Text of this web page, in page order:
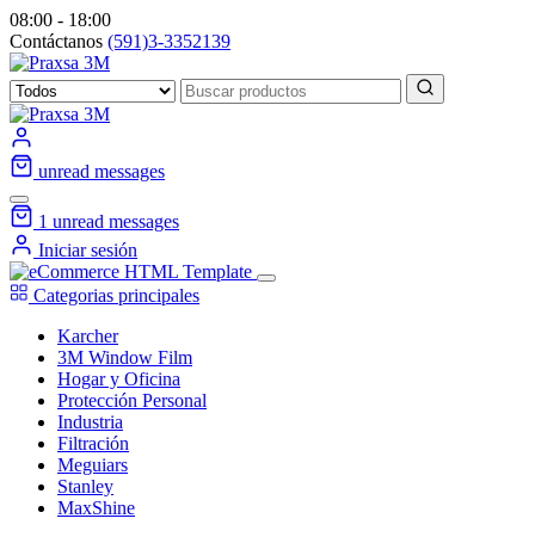
08:00 - 18:00
Contáctanos (591)3-3352139
unread messages
1 unread messages
Iniciar sesión
Categorias principales
Karcher
3M Window Film
Hogar y Oficina
Protección Personal
Industria
Filtración
Meguiars
Stanley
MaxShine